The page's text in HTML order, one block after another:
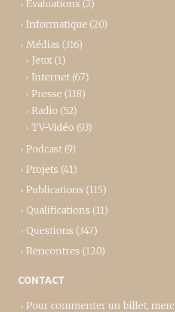
Evaluations (2)
Informatique (20)
Médias (316)
Jeux (1)
Internet (67)
Presse (118)
Radio (52)
TV-Vidéo (93)
Podcast (9)
Projets (41)
Publications (115)
Qualifications (11)
Questions (347)
Rencontres (120)
CONTACT
Pour commenter un billet,